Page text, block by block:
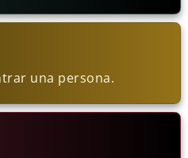
una persona.